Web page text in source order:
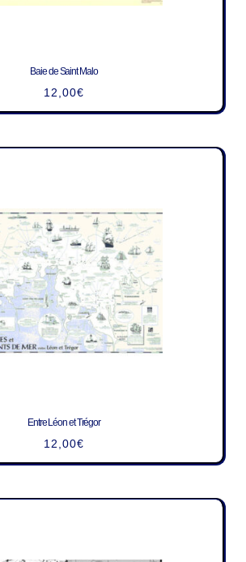
Baie de Saint Malo
12,00€
Entre Léon et Trégor
12,00€